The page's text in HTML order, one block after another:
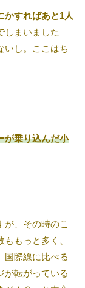
かすればあと1人
まいました
いし。ここはち
が乗り込んだ小
が、その時のこ
もっと多く、
国際線に比べる
が転がっている